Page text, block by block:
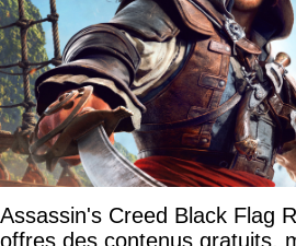
Assassin's Creed Black Flag
offres des contenus gratuits,